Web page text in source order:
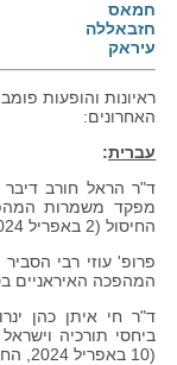
חמאס
חזבאללה
עיראק
ראיונות והופעות
האחרונים:
עברית:
ד"ר הראל חורב דיבר
מפקד משמרות
החיסול (2 באפריל 2024).
פרופ' עוזי רבי הסביר
המהפכה האיראניים בסוריה
ד"ר חי איתן כהן
ביחסי תורכיה
(10 באפריל 2024, החל מדקה 19:46).